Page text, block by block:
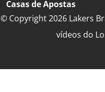
Casas de Apostas
© Copyright 2026 Lakers
vídeos do